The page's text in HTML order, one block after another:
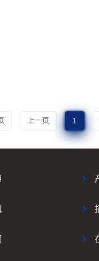
上一页 1